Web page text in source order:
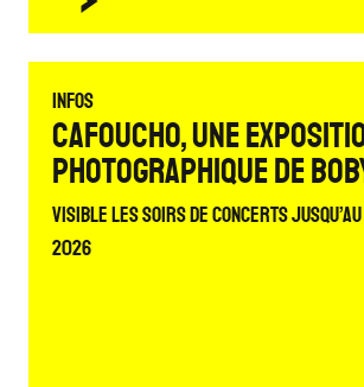
Infos
CAFOUCHO, Une
photographique de
Visible les soirs de concerts
2026